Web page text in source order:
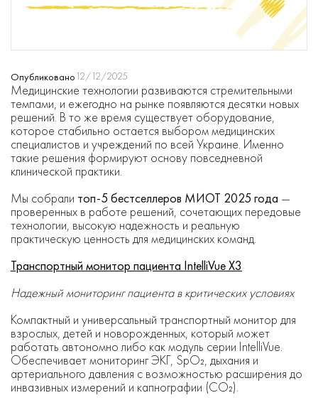
Медицинские технологии развиваются стремительными
темпами, и ежегодно на рынке появляются десятки новых
решений. В то же время существует оборудование,
которое стабильно остается выбором медицинских
специалистов и учреждений по всей Украине. Именно
такие решения формируют основу повседневной
клинической практики.
Мы собрали топ-5 бестселлеров МИОТ 2025 года —
проверенных в работе решений, сочетающих передовые
технологии, высокую надежность и реальную
практическую ценность для медицинских команд.
Транспортный монитор пациента IntelliVue X3
Надежный мониторинг пациента в критических условиях
Компактный и универсальный транспортный монитор для
взрослых, детей и новорожденных, который может
работать автономно либо как модуль серии IntelliVue.
Обеспечивает мониторинг ЭКГ, SpO₂, дыхания и
артериального давления с возможностью расширения до
инвазивных измерений и капнографии (CO₂).
Опубликовано 12/12/2025